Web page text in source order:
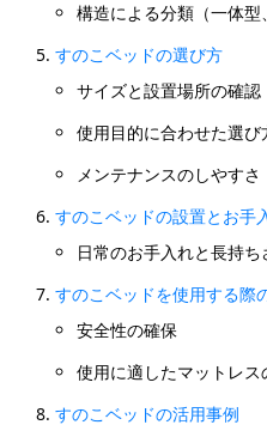
構造による分類（一体型
すのこベッドの選び方
サイズと設置場所の確認
使用目的に合わせた選び
メンテナンスのしやすさ
すのこベッドの設置とお手
日常のお手入れと長持ち
すのこベッドを使用する際
安全性の確保
使用に適したマットレス
すのこベッドの活用事例